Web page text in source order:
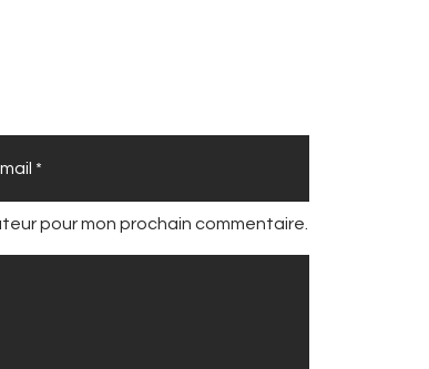
pour mon prochain commentaire.